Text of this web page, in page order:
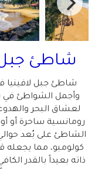
شاطئ جبل
شاطئ جبل لافينيا
وأجمل الشواطئ في
لعشاق البحر
رومانسية ساحرة أو
كولومبو، مما يجعله
ذاته بعيداً بالقدر